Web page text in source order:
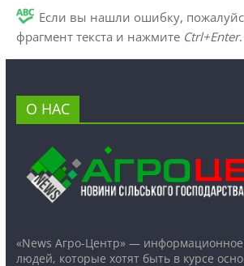
Если вы нашли ошибку,
фрагмент текста и нажмите Ctrl+Enter.
О НАС
«News Агро-Центр» —
людей, которые хотят быть в курсе